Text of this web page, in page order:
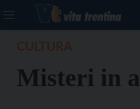
Misteri in